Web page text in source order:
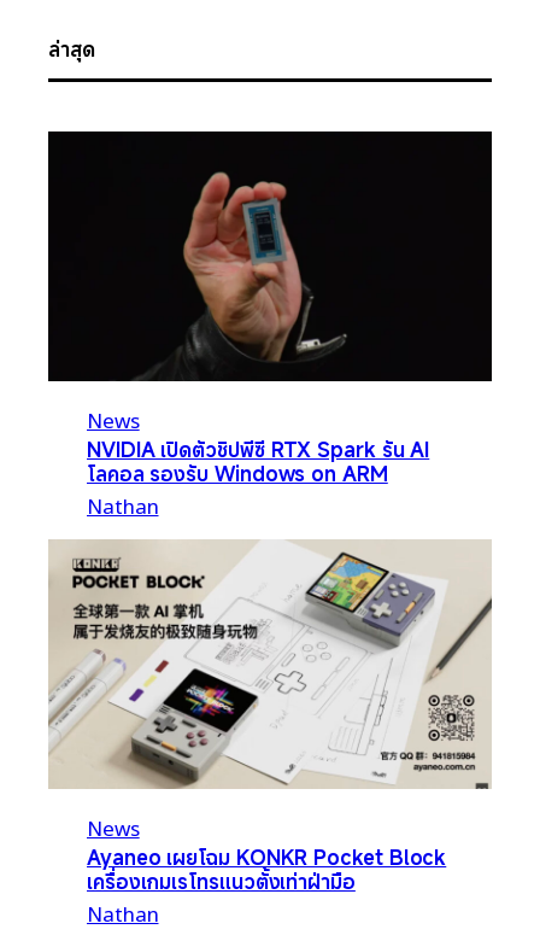
ล่าสุด
News
NVIDIA เปิดตัวชิปพีซี RTX Spark รัน AI
โลคอล รองรับ Windows on ARM
Nathan
News
Ayaneo เผยโฉม KONKR Pocket Block
เครื่องเกมเรโทรแนวตั้งเท่าฝ่ามือ
Nathan